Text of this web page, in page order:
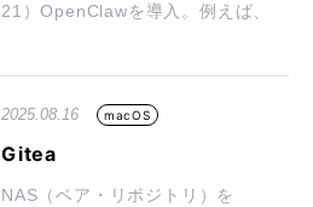
21）OpenClawを導入。例えば、
2025.08.16 macOS
Gitea
NAS（ベア・リポジトリ）を